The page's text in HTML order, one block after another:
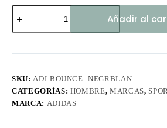
Bounce
Negro-
Blanco-
Añadir al
SKU:ADI-BOUNCE- NEGRBLAN
CATEGORÍAS: HOMBRE,MARCAS,
MARCA: ADIDAS